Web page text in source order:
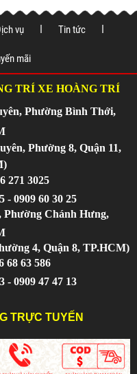
vụ Tin tức
mãi
TRÍ XE HOÀNG TRÍ
Phường Bình Thới,
Phường 8, Quận 11,
271 3025
- 0909 60 30 25
Phường Chánh Hưng,
4, Quận 8, TP.HCM)
68 63 586
- 0909 47 47 13
TRỰC TUYẾN